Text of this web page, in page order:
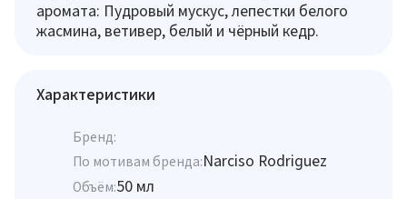
аромата: Пудровый мускус, лепестки белого
жасмина, ветивер, белый и чёрный кедр.
Характеристики
Бренд:
По мотивам бренда:Narciso Rodriguez
Объём:50 мл